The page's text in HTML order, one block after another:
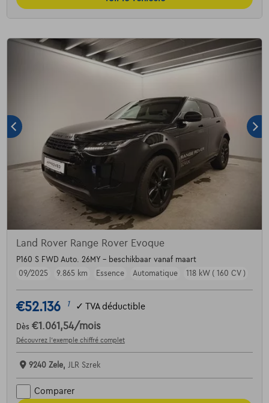
Land Rover Range Rover Evoque
P160 S FWD Auto. 26MY - beschikbaar vanaf maart
09/2025
9.865 km Essence Automatique 118 kW ( 160 CV )
€52.136 1 ✓ TVA déductible
Dès €1.061,54/mois
Découvrez l’exemple chiffré complet
9240 Zele, JLR Szrek
Comparer